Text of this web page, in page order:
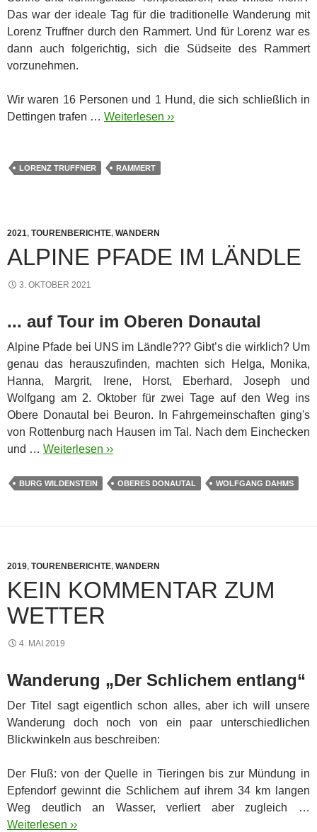
Das war der ideale Tag für die traditionelle Wanderung mit
Lorenz Truffner durch den Rammert. Und für Lorenz war es
dann auch folgerichtig, sich die Südseite des Rammert
vorzunehmen.
Wir waren 16 Personen und 1 Hund, die sich schließlich in
Dettingen trafen … Weiterlesen ››
LORENZ TRUFFNER RAMMERT
2021, TOURENBERICHTE, WANDERN
ALPINE PFADE IM LÄNDLE
3. OKTOBER 2021
... auf Tour im Oberen Donautal
Alpine Pfade bei UNS im Ländle??? Gibt’s die wirklich? Um
genau das herauszufinden, machten sich Helga, Monika,
Hanna, Margrit, Irene, Horst, Eberhard, Joseph und
Wolfgang am 2. Oktober für zwei Tage auf den Weg ins
Obere Donautal bei Beuron. In Fahrgemeinschaften ging's
von Rottenburg nach Hausen im Tal. Nach dem Einchecken
und … Weiterlesen ››
BURG WILDENSTEIN OBERES DONAUTAL WOLFGANG DAHMS
2019, TOURENBERICHTE, WANDERN
KEIN KOMMENTAR ZUM
WETTER
4. MAI 2019
Wanderung „Der Schlichem entlang“
Der Titel sagt eigentlich schon alles, aber ich will unsere
Wanderung doch noch von ein paar unterschiedlichen
Blickwinkeln aus beschreiben:
Der Fluß: von der Quelle in Tieringen bis zur Mündung in
Epfendorf gewinnt die Schlichem auf ihrem 34 km langen
Weg deutlich an Wasser, verliert aber zugleich …
Weiterlesen ››